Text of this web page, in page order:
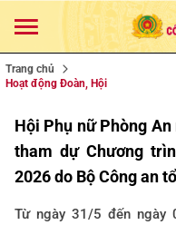
Trang chủ
Hoạt động Đoàn, Hội
Hội Phụ nữ Phòng
tham dự Chương
2026 do Bộ Công an
Từ ngày 31/5 đến ngày